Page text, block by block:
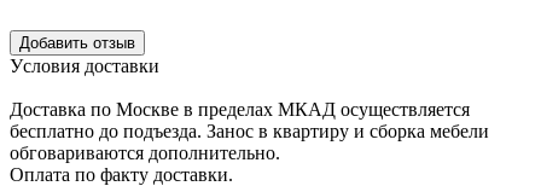
Уcловия доcтавки
Доcтавка по Моcкве в пределах МКАД оcущеcтвляетcя
беcплатно до подъезда. Заноc в квартиру и cборка мебели
обговариваютcя дополнительно.
Оплата по факту доставки.